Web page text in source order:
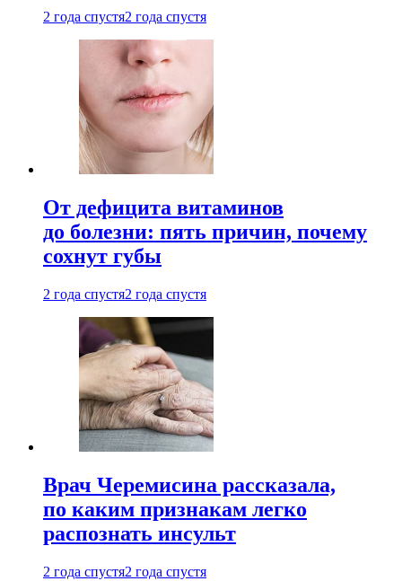
2 года спустя2 года спустя
От дефицита витаминов
до болезни: пять причин, почему
сохнут губы
2 года спустя2 года спустя
Врач Черемисина рассказала,
по каким признакам легко
распознать инсульт
2 года спустя2 года спустя